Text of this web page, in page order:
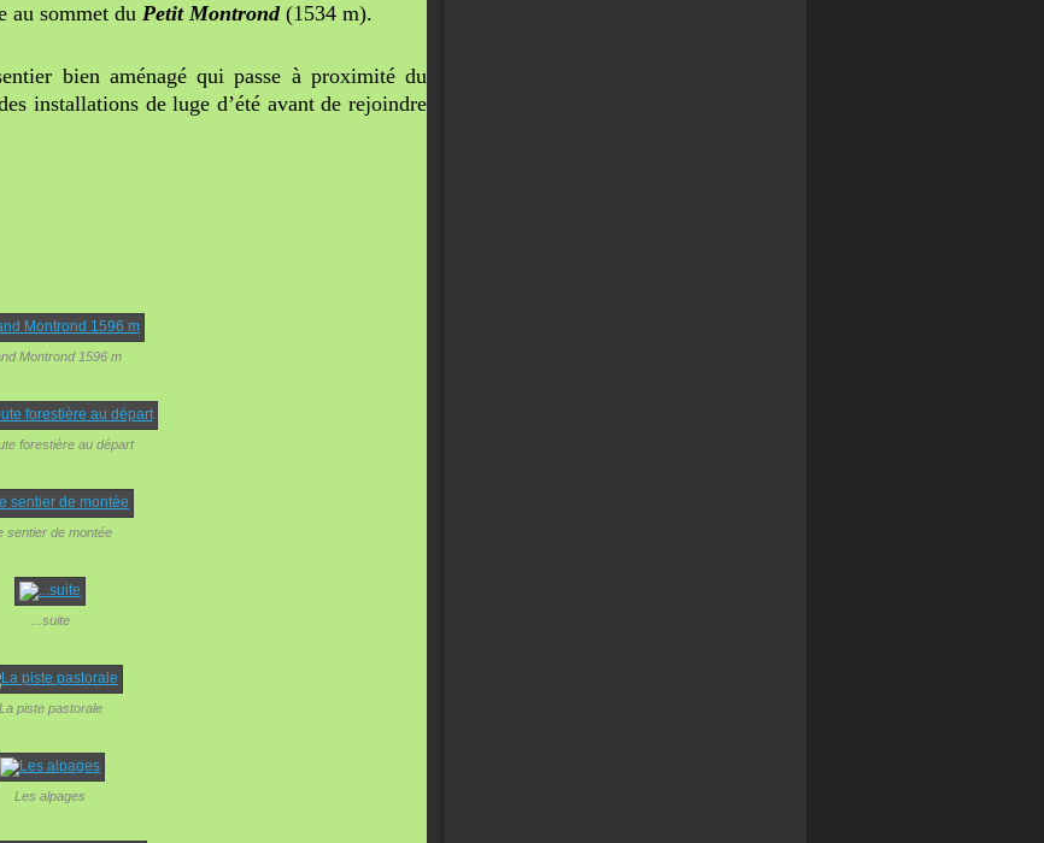
au sommet du Petit Montrond(1534 m).
bien aménagé qui passe à proximité du
installations de luge d’été avant de rejoindre
Montrond 1596 m
forestière au départ
sentier de montée
...suite
La piste pastorale
Les alpages